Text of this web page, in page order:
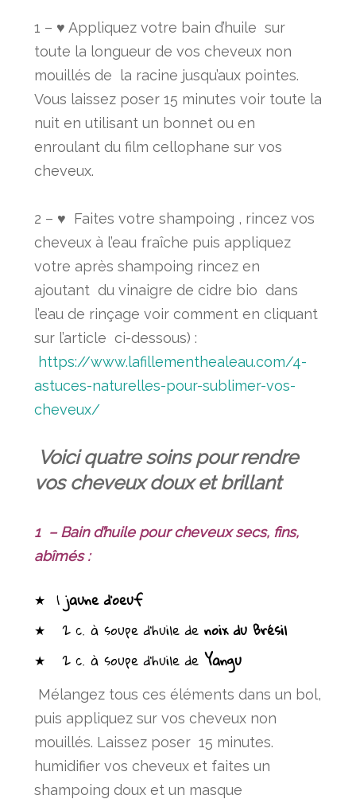
1 – ♥ Appliquez votre bain d’huile sur
toute la longueur de vos cheveux non
mouillés de la racine jusqu’aux pointes.
Vous laissez poser 15 minutes voir toute la
nuit en utilisant un bonnet ou en
enroulant du film cellophane sur vos
cheveux.
2 – ♥ Faites votre shampoing , rincez vos
cheveux à l’eau fraîche puis appliquez
votre après shampoing rincez en
ajoutant du vinaigre de cidre bio dans
l’eau de rinçage voir comment en cliquant
sur l’article ci-dessous) :
https://www.lafillementhealeau.com/4-
astuces-naturelles-pour-sublimer-vos-
cheveux/
Voici quatre soins pour rendre
vos cheveux doux et brillant
1 – Bain d’huile pour cheveux secs, fins,
abîmés :
★ 1 jaune d’oeuf
★ 2 c. à soupe d’huile de noix du Brésil
★ 2 c. à soupe d’huile de Yangu
Mélangez tous ces éléments dans un bol,
puis appliquez sur vos cheveux non
mouillés. Laissez poser 15 minutes.
humidifier vos cheveux et faites un
shampoing doux et un masque